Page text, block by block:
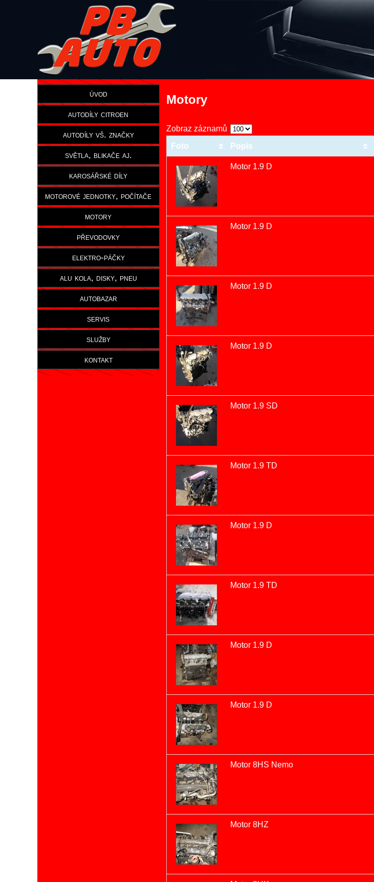
úvod
autodíly citroen
autodíly vš. značky
světla, blikače aj.
karosářské díly
motorové jednotky, počítače
motory
převodovky
elektro-páčky
alu kola, disky, pneu
autobazar
servis
služby
kontakt
Motory
Zobraz záznamů
Foto
Popis
Motor 1.9 D
Motor 1.9 D
Motor 1.9 D
Motor 1.9 D
Motor 1.9 SD
Motor 1.9 TD
Motor 1.9 D
Motor 1.9 TD
Motor 1.9 D
Motor 1.9 D
Motor 8HS Nemo
Motor 8HZ